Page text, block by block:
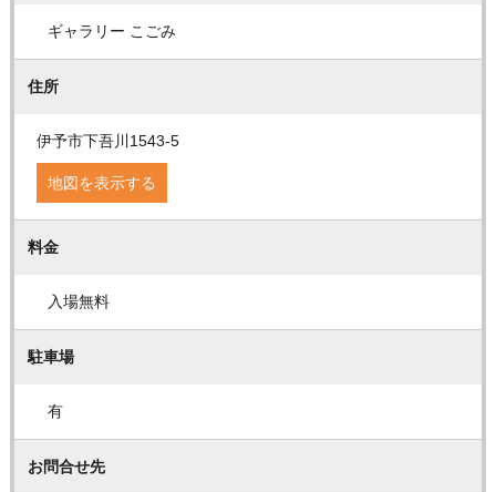
ギャラリー こごみ
住所
伊予市下吾川1543-5
地図を表示する
料金
入場無料
駐車場
有
お問合せ先